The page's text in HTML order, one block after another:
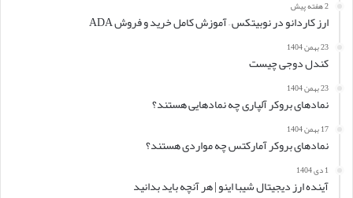
2 هفته پیش
ارز کاردانو در نوبیتکس – آموزش کامل خرید و فروش ADA
23 بهمن 1404
کندل دوجی چیست
23 بهمن 1404
نمادهای بروکر آلپاری چه نمادهایی هستند؟
17 بهمن 1404
نمادهای بروکر آمارکتس چه مواردی هستند؟
1 دی 1404
آینده ارز دیجیتال شیبا اینو | هر آنچه باید بدانید